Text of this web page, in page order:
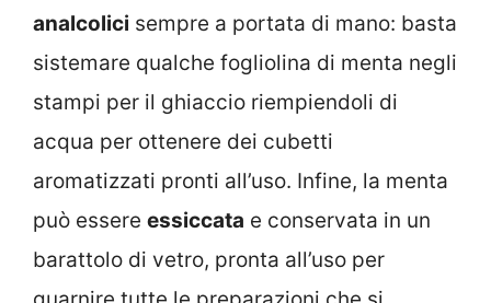
analcolici sempre a portata di mano: basta
sistemare qualche fogliolina di menta negli
stampi per il ghiaccio riempiendoli di
acqua per ottenere dei cubetti
aromatizzati pronti all’uso. Infine, la menta
può essere essiccata e conservata in un
barattolo di vetro, pronta all’uso per